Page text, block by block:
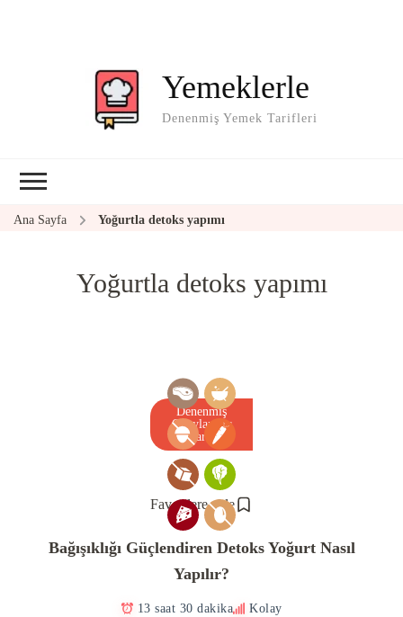
Yemeklerle
Denenmiş Yemek Tarifleri
Ana Sayfa Yoğurtla detoks yapımı
Yoğurtla detoks yapımı
Favorilere ekle
Denenmiş
Onaylanmış
Tarif
Bağışıklığı Güçlendiren Detoks Yoğurt Nasıl
Yapılır?
13 saat 30 dakika Kolay